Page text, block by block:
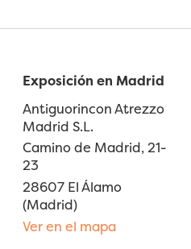
Exposición en Madrid
Antiguorincon Atrezzo
Madrid S.L.
Camino de Madrid, 21-
23
28607 El Álamo
(Madrid)
Ver en el mapa